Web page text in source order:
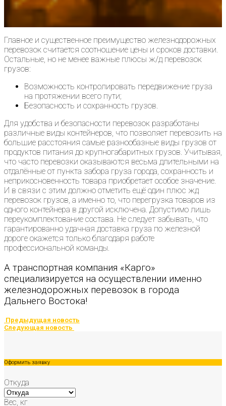
Главное и существенное преимущество железнодорожных
перевозок считается соотношение цены и сроков доставки.
Остальные, но не менее важные плюсы ж/д перевозок
грузов:
Возможность контролировать передвижение груза
на протяжении всего пути;
Безопасность и сохранность грузов.
Для удобства и безопасности перевозок разработаны
различные виды контейнеров, что позволяет перевозить на
большие расстояния самые разнообазные виды грузов от
продуктов питания до крупногабаритных грузов. Учитывая,
что часто перевозки оказываются весьма длительными на
отдалённые от пункта забора груза города, сохранность и
неприкосновенность товара приобретает особое значение.
И в связи с этим должно отметить ещё один плюс жд
перевозок грузов, а именно то, что перегрузка товаров из
одного контейнера в другой исключена. Допустимо лишь
переукомплектование состава. Не следует забывать, что
гарантированно удачная доставка груза по железной
дороге окажется только благодаря работе
профессиональной команды.
А транспортная компания «Карго»
специализируется на осуществлении именно
железнодорожных перевозок в города
Дальнего Востока!
Предыдущая новость
Следующая новость
Оформить заявку
Откуда
Вес, кг